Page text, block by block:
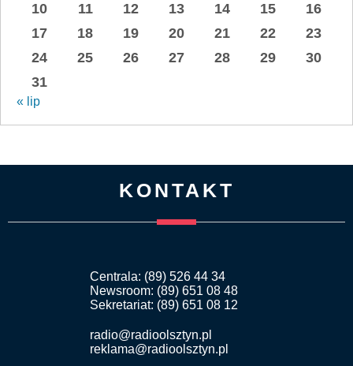
10
11 12 13 14 15
16
17
18 19 20 21 22
23
24
25 26 27 28 29
30
31
« lip
KONTAKT
Centrala: (89) 526 44 34
Newsroom: (89) 651 08 48
Sekretariat: (89) 651 08 12
radio@radioolsztyn.pl
reklama@radioolsztyn.pl